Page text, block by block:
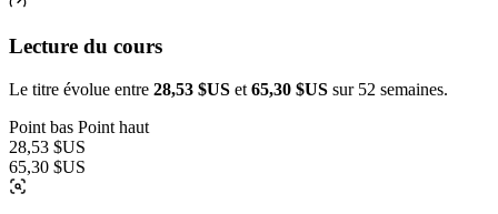
Lecture du cours
Le titre évolue entre 28,53 $US et 65,30 $US sur 52 semaines.
Point bas Point haut
28,53 $US
65,30 $US